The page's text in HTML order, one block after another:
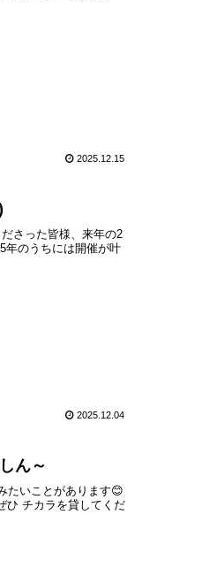
2025.12.15
さった皆様、来年の2
年のうちには開催が叶
2025.12.04
ん～
たいことがあります😊
ひ チカラを貸してくだ